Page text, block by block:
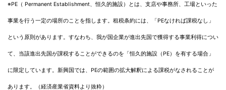
※PE（ Permanent Establishment、恒久的施設）とは、支店や事務所、工場といった
事業を行う一定の場所のことを指します。租税条約には、「PEなければ課税なし」
という原則があります。すなわち、我が国企業が進出先国で獲得する事業利得につい
て、当該進出先国が課税することができるのを「恒久的施設（PE）を有する場合」
に限定しています。新興国では、PEの範囲の拡大解釈による課税がなされることが
あります。（経済産業省資料より抜粋）